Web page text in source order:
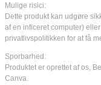
Mulige risici:
Dette produkt kan udgøre
af en inficeret computer)
privatlivspolitikken for at få
Sporbarhed:
Produktet er oprettet af os,
Canva.